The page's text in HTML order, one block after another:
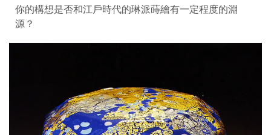
你的構想是否和江戶時代的琳派蒔繪有一定程度的淵
源？